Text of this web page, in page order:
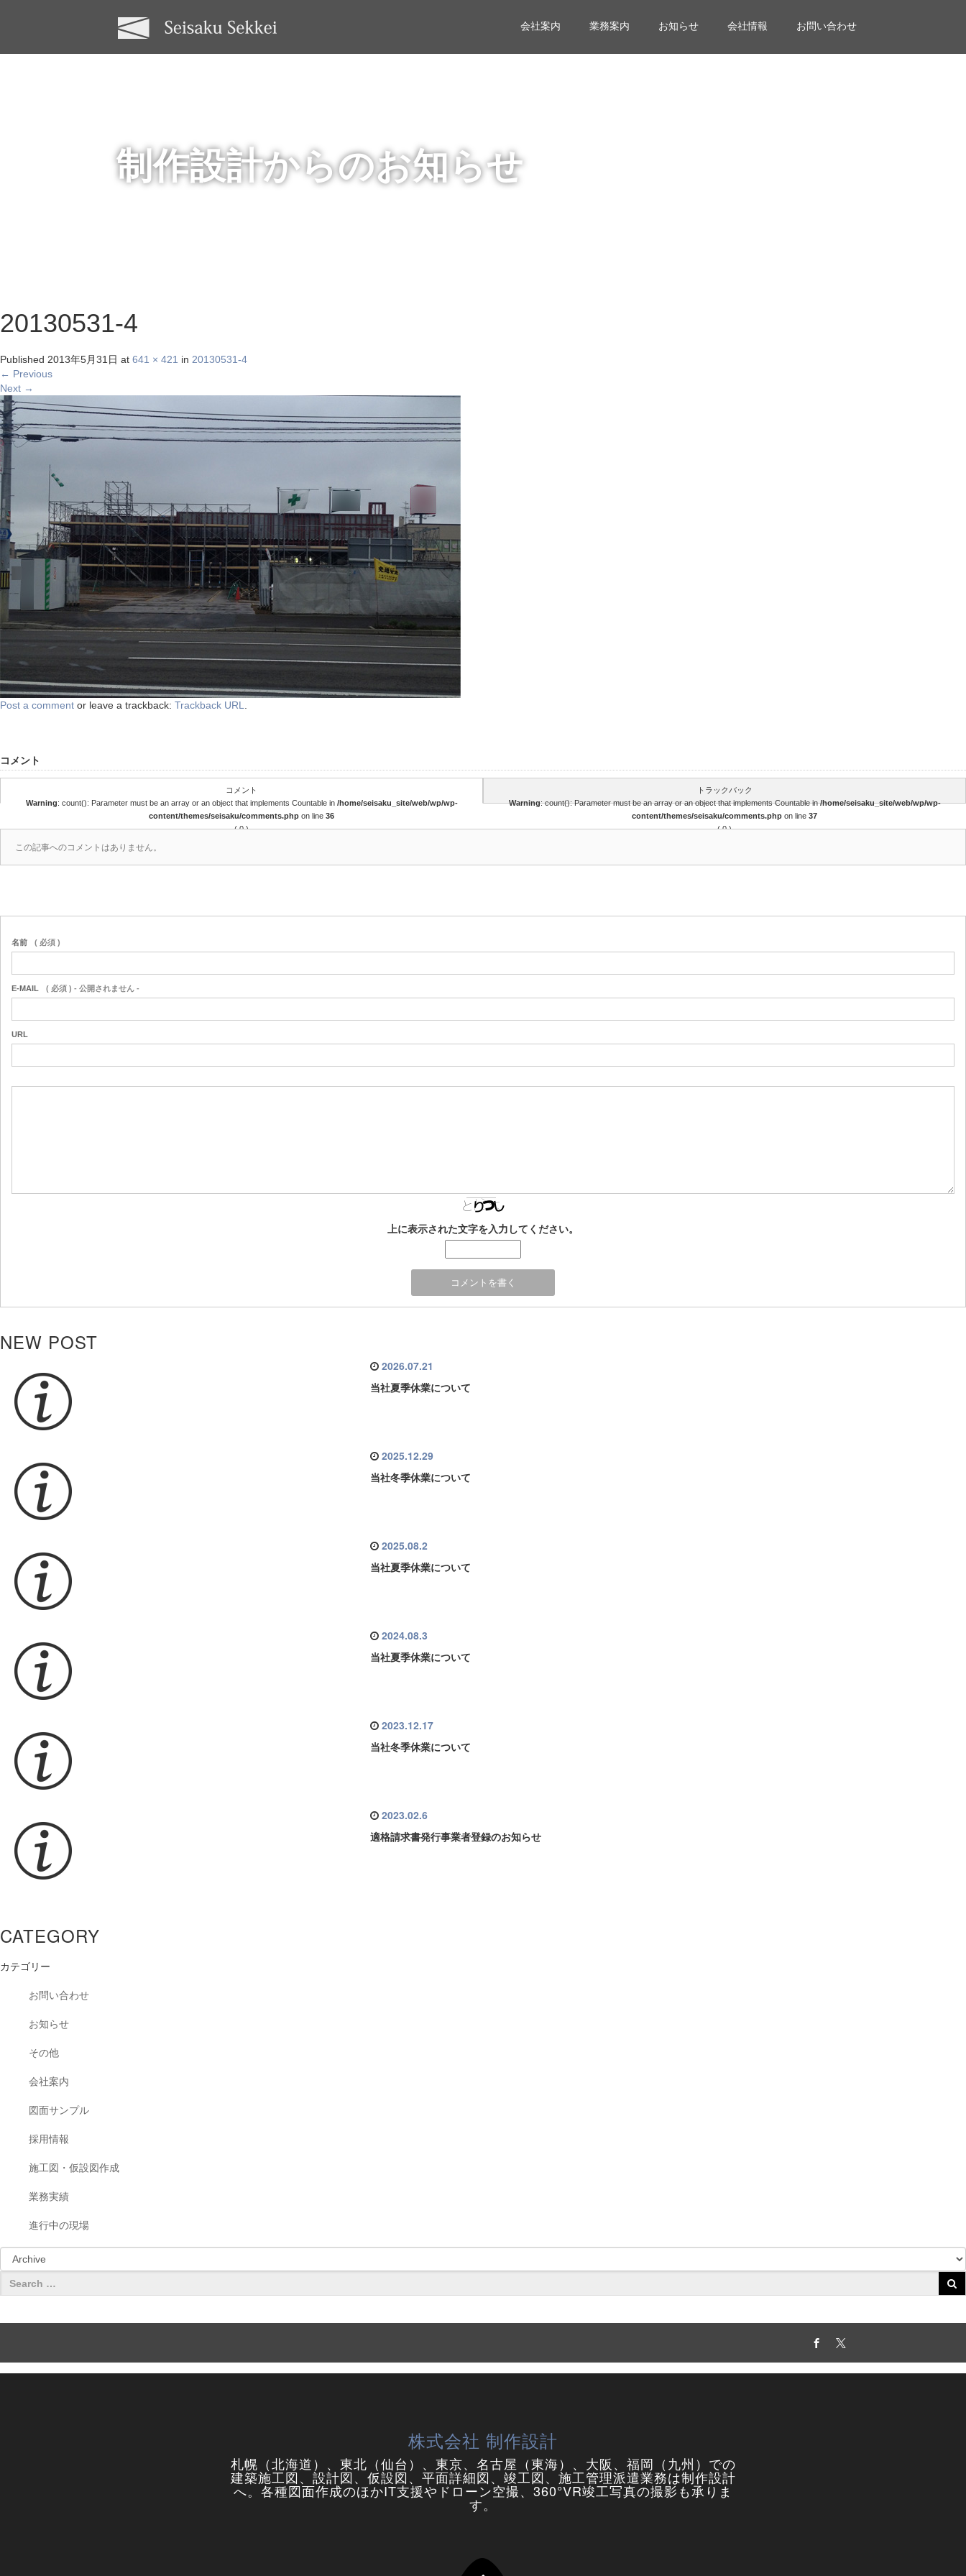
会社案内 業務案内 お知らせ 会社情報 お問い合わせ
制作設計からのお知らせ
20130531-4
Published 2013年5月31日 at 641 × 421 in 20130531-4
← Previous
Next →
Post a comment or leave a trackback: Trackback URL
コメント
コメント
Warning: count(): Parameter must be an array or an object that implements Countable in /home/seisaku_site/web/wp/wp-
content/themes/seisaku/comments.php on line 36
( 0 )
トラックバック
Warning: count(): Parameter must be an array or an object that implements Countable in/home/seisaku_site/web/wp/wp-
content/themes/seisaku/comments.php on line 37
( 0 )
この記事へのコメントはありません。
名前 ( 必須 )
E-MAIL ( 必須 ) - 公開されません -
URL
上に表示された文字を入力してください。
NEW POST
2026.07.21
当社夏季休業について
2025.12.29
当社冬季休業について
2025.08.2
当社夏季休業について
2024.08.3
当社夏季休業について
2023.12.17
当社冬季休業について
2023.02.6
適格請求書発行事業者登録のお知らせ
CATEGORY
カテゴリー
お問い合わせ
お知らせ
その他
会社案内
図面サンプル
採用情報
施工図・仮設図作成
業務実績
進行中の現場
株式会社 制作設計
札幌（北海道）、東北（仙台）、東京、名古屋（東海）、大阪、福岡（九州）での
建築施工図、設計図、仮設図、平面詳細図、竣工図、施工管理派遣業務は制作設計
へ。各種図面作成のほかIT支援やドローン空撮、360°VR竣工写真の撮影も承りま
す。